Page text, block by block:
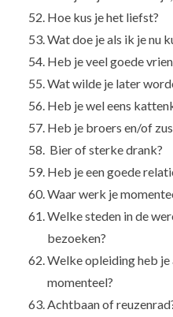
Hoe kus je het liefst?
Wat doe je als ik je nu
Heb je veel goede
Wat wilde je later
Heb je wel eens
Heb je broers en/of
Bier of sterke drank?
Heb je een goede
Waar werk je
Welke steden in de
bezoeken?
Welke opleiding heb
momenteel?
Achtbaan of